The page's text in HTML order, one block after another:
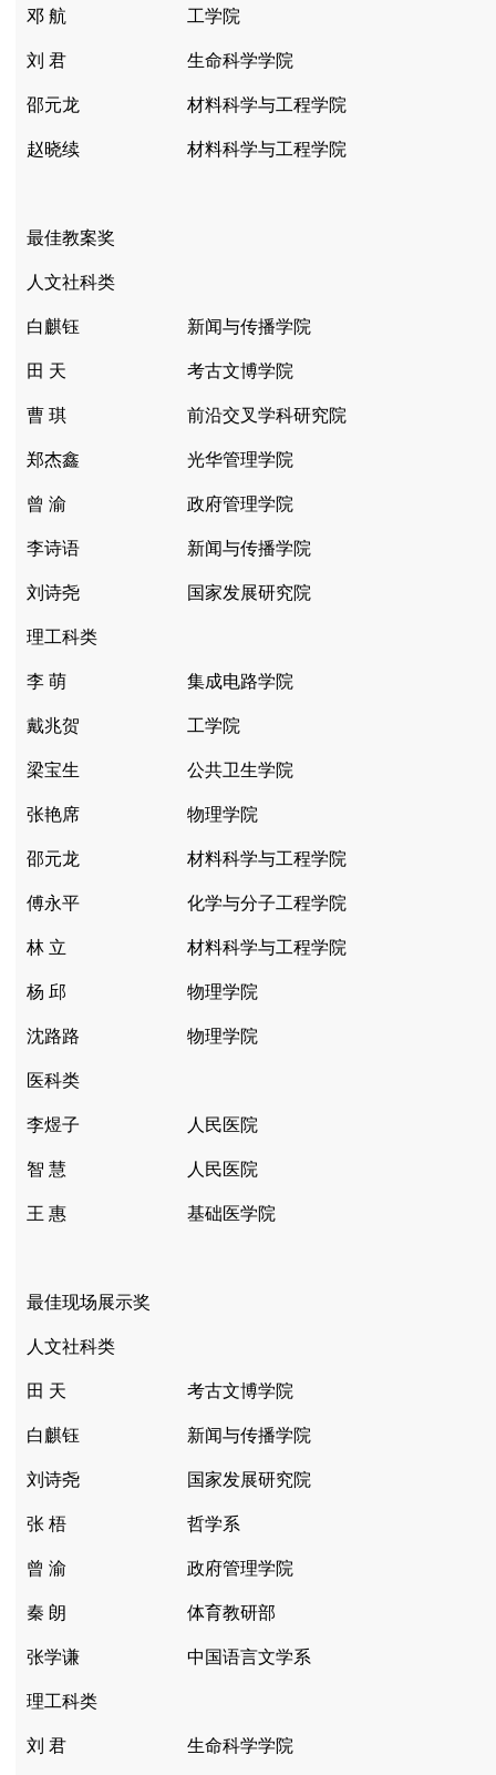
邓 航 工学院
刘 君 生命科学学院
邵元龙 材料科学与工程学院
赵晓续 材料科学与工程学院
最佳教案奖
人文社科类
白麒钰 新闻与传播学院
田 天 考古文博学院
曹 琪 前沿交叉学科研究院
郑杰鑫 光华管理学院
曾 渝 政府管理学院
李诗语 新闻与传播学院
刘诗尧 国家发展研究院
理工科类
李 萌 集成电路学院
戴兆贺 工学院
梁宝生 公共卫生学院
张艳席 物理学院
邵元龙 材料科学与工程学院
傅永平 化学与分子工程学院
林 立 材料科学与工程学院
杨 邱 物理学院
沈路路 物理学院
医科类
李煜子 人民医院
智 慧 人民医院
王 惠 基础医学院
最佳现场展示奖
人文社科类
田 天 考古文博学院
白麒钰 新闻与传播学院
刘诗尧 国家发展研究院
张 梧 哲学系
曾 渝 政府管理学院
秦 朗 体育教研部
张学谦 中国语言文学系
理工科类
刘 君 生命科学学院